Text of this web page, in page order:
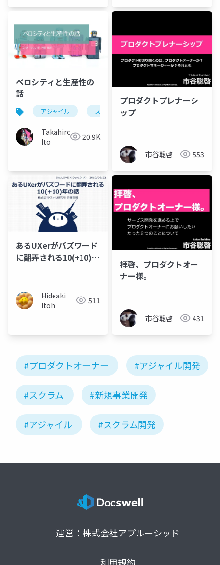
ベロシティと生産性の
話
アジャイル スクラム
Takahiro
Ito
20.9K
プロダクトプレナーシ
ップ
市谷聡啓 553
あるUXerがバズワード
に翻弄される10(+10)年
Hideaki
Itoh
511
拝啓、プロダクトオー
ナー様。
市谷聡啓 431
#プロダクトオーナー #アジャイル開発
#スクラム #新規事業開発
#アジャイル #スクラム開発
運営：株式会社アプルーシッド
利用規約